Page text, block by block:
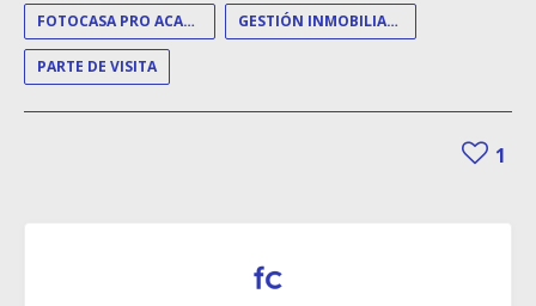
FOTOCASA PRO ACADEMY GESTIÓN INMOBILIARIA
PARTE DE VISITA
1